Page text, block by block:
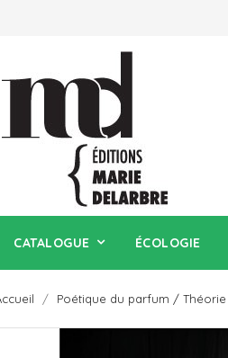
CATALOGUE ÉCOLOGIE
Poétique du parfum /